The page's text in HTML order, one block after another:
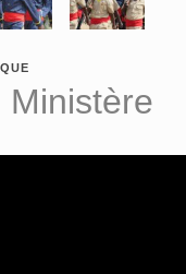
Ministère